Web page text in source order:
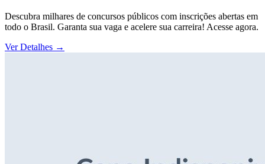
Descubra milhares de concursos públicos com inscrições abertas em
todo o Brasil. Garanta sua vaga e acelere sua carreira! Acesse agora.
Ver Detalhes →